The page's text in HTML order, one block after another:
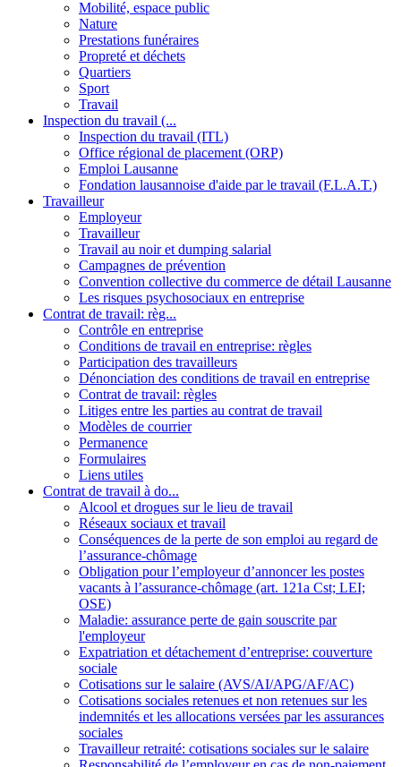
Mobilité, espace public
Nature
Prestations funéraires
Propreté et déchets
Quartiers
Sport
Travail
Inspection du travail (...
Inspection du travail (ITL)
Office régional de placement (ORP)
Emploi Lausanne
Fondation lausannoise d'aide par le travail (F.L.A.T.)
Travailleur
Employeur
Travailleur
Travail au noir et dumping salarial
Campagnes de prévention
Convention collective du commerce de détail Lausanne
Les risques psychosociaux en entreprise
Contrat de travail: règ...
Contrôle en entreprise
Conditions de travail en entreprise: règles
Participation des travailleurs
Dénonciation des conditions de travail en entreprise
Contrat de travail: règles
Litiges entre les parties au contrat de travail
Modèles de courrier
Permanence
Formulaires
Liens utiles
Contrat de travail à do...
Alcool et drogues sur le lieu de travail
Réseaux sociaux et travail
Conséquences de la perte de son emploi au regard de
l’assurance-chômage
Obligation pour l’employeur d’annoncer les postes
vacants à l’assurance-chômage (art. 121a Cst; LEI;
OSE)
Maladie: assurance perte de gain souscrite par
l'employeur
Expatriation et détachement d’entreprise: couverture
sociale
Cotisations sur le salaire (AVS/AI/APG/AF/AC)
Cotisations sociales retenues et non retenues sur les
indemnités et les allocations versées par les assurances
sociales
Travailleur retraité: cotisations sociales sur le salaire